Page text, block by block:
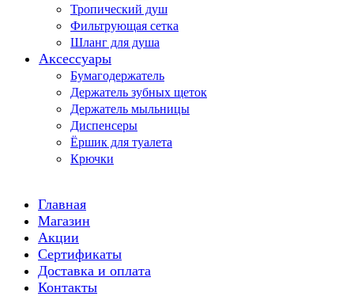
Тропический душ
Фильтрующая сетка
Шланг для душа
Аксессуары
Бумагодержатель
Держатель зубных щеток
Держатель мыльницы
Диспенсеры
Ёршик для туалета
Крючки
Главная
Магазин
Акции
Сертификаты
Доставка и оплата
Контакты